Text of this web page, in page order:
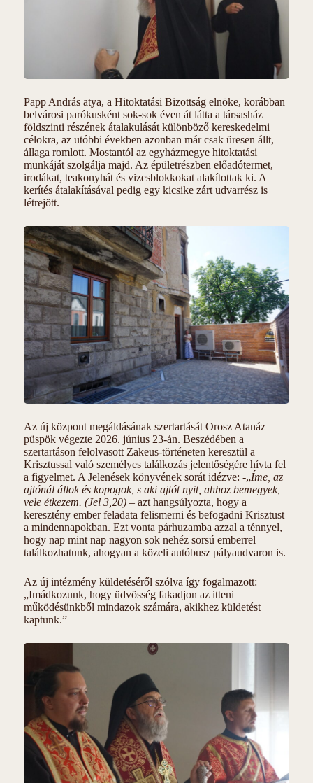
Papp András atya, a Hitoktatási Bizottság elnöke, korábban
belvárosi parókusként sok-sok éven át látta a társasház
földszinti részének átalakulását különböző kereskedelmi
célokra, az utóbbi években azonban már csak üresen állt,
állaga romlott. Mostantól az egyházmegye hitoktatási
munkáját szolgálja majd. Az épületrészben előadótermet,
irodákat, teakonyhát és vizesblokkokat alakítottak ki. A
kerítés átalakításával pedig egy kicsike zárt udvarrész is
létrejött.
Az új központ megáldásának szertartását Orosz Atanáz
püspök végezte 2026. június 23-án. Beszédében a
szertartáson felolvasott Zakeus-történeten keresztül a
Krisztussal való személyes találkozás jelentőségére hívta fel
a figyelmet. A Jelenések könyvének sorát idézve: -„Íme, az
ajtónál állok és kopogok, s aki ajtót nyit, ahhoz bemegyek,
vele étkezem. (Jel 3,20) – azt hangsúlyozta, hogy a
keresztény ember feladata felismerni és befogadni Krisztust
a mindennapokban. Ezt vonta párhuzamba azzal a ténnyel,
hogy nap mint nap nagyon sok nehéz sorsú emberrel
találkozhatunk, ahogyan a közeli autóbusz pályaudvaron is.
Az új intézmény küldetéséről szólva így fogalmazott:
„Imádkozunk, hogy üdvösség fakadjon az itteni
működésünkből mindazok számára, akikhez küldetést
kaptunk.”